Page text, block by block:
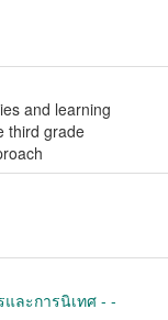
and learning
third grade
ละการนิเทศ - -